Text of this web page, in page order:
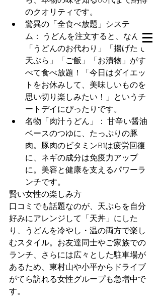
のクオリティです。
驚異の「全食べ放題」システ
ム： うどんを注文すると、なんと
「うどんのお代わり」「揚げたて
天ぷら」「ご飯」「お漬物」がす
べて食べ放題！「今日はダイエッ
トをお休みして、美味しいものを
思い切り楽しみたい！」というチ
ートデイにぴったりです。
名物「肉汁うどん」： 甘辛い醤油
ベースのつゆに、たっぷりの豚
肉。豚肉のビタミンB1は疲労回復
に、ネギの成分は免疫力アップ
に。美容と健康を支えるパワーラ
ンチです。
賢い女性の楽しみ方
口コミでも話題なのが、天ぷらを自分
好みにアレンジして「天丼」にした
り、うどんを冷やし・温の両方で楽し
むスタイル。お友達同士やご家族での
ランチ、さらには広々とした駐車場が
あるため、東村山や小平からドライブ
がてら訪れる女性グループも急増中で
す。